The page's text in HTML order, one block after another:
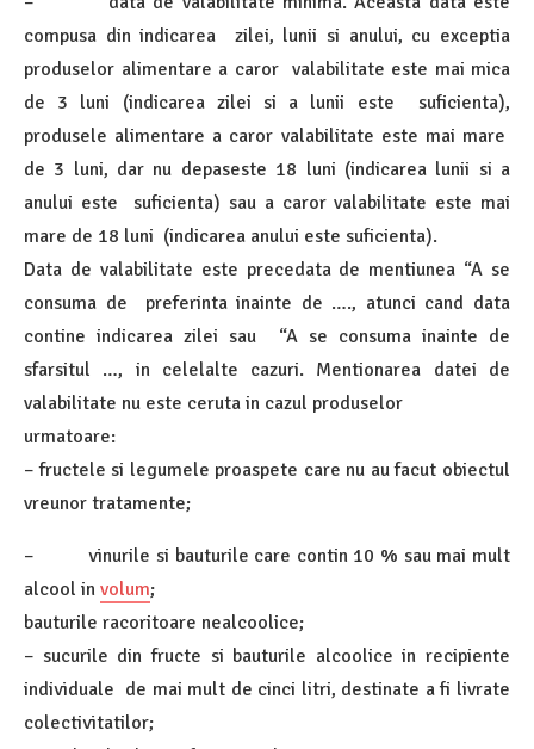
compusa din indicarea zilei, lunii si anului, cu exceptia
produselor alimentare a caror valabilitate este mai mica
de 3 luni (indicarea zilei si a lunii este suficienta),
produsele alimentare a caror valabilitate este mai mare
de 3 luni, dar nu depaseste 18 luni (indicarea lunii si a
anului este suficienta) sau a caror valabilitate este mai
mare de 18 luni (indicarea anului este suficienta).
Data de valabilitate este precedata de mentiunea “A se
consuma de preferinta inainte de …., atunci cand data
contine indicarea zilei sau “A se consuma inainte de
sfarsitul …, in celelalte cazuri. Mentionarea datei de
valabilitate nu este ceruta in cazul produselor
urmatoare:
– fructele si legumele proaspete care nu au facut obiectul
vreunor tratamente;
– vinurile si bauturile care contin 10 % sau mai mult
alcool in volum;
bauturile racoritoare nealcoolice;
– sucurile din fructe si bauturile alcoolice in recipiente
individuale de mai mult de cinci litri, destinate a fi livrate
colectivitatilor;